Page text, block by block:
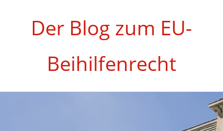
Der Blog zum EU-
Beihilfenrecht